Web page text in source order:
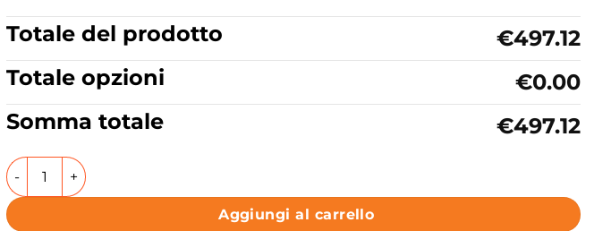
Totale del prodotto
€497.12
Totale opzioni
€0.00
Somma totale
€497.12
Lavabo da appoggio o sospeso Monocolore Nero Matt Colavene Acquaceramica Alaqua
Aggiungi al carrello